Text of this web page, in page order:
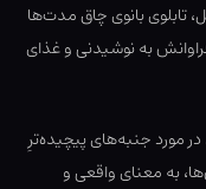
تابلوی بانوی چاق مدت‌ها
به نوشیدنی و غذای
مورد جنبه‌های پیچیده‌ترِ
به معنای واقعی و